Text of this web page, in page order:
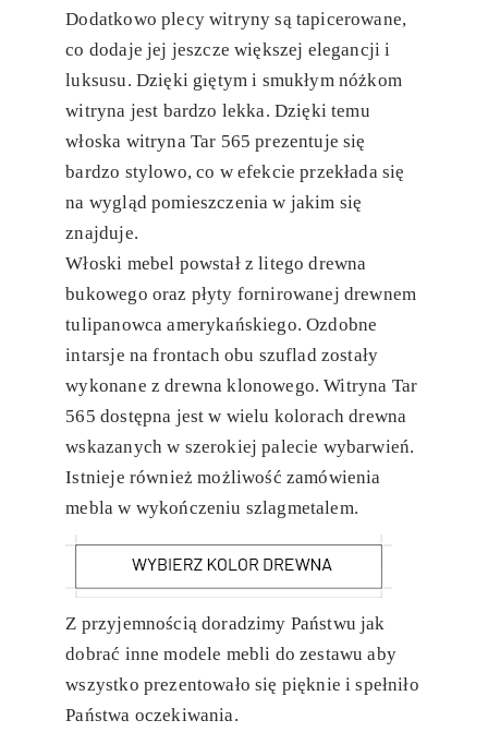
Dodatkowo plecy witryny są tapicerowane,
co dodaje jej jeszcze większej elegancji i
luksusu. Dzięki giętym i smukłym nóżkom
witryna jest bardzo lekka. Dzięki temu
włoska witryna Tar 565 prezentuje się
bardzo stylowo, co w efekcie przekłada się
na wygląd pomieszczenia w jakim się
znajduje.
Włoski mebel powstał z litego drewna
bukowego oraz płyty fornirowanej drewnem
tulipanowca amerykańskiego. Ozdobne
intarsje na frontach obu szuflad zostały
wykonane z drewna klonowego. Witryna Tar
565 dostępna jest w wielu kolorach drewna
wskazanych w szerokiej palecie wybarwień.
Istnieje również możliwość zamówienia
mebla w wykończeniu szlagmetalem.
Z przyjemnością doradzimy Państwu jak
dobrać inne modele mebli do zestawu aby
wszystko prezentowało się pięknie i spełniło
Państwa oczekiwania.